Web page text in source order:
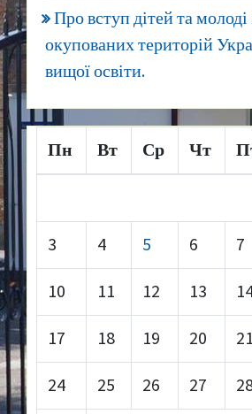
Про вступ дітей та
окупованих територій
вищої освіти.
Пн Вт Ср Чт
3 4 5 6 7
10 11 12 13
17 18 19 20 21
24 25 26 27